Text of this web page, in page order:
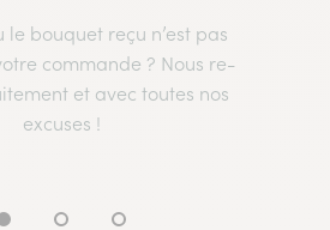
le bouquet reçu n’est pas
commande ? Nous re-
et avec toutes nos
excuses !